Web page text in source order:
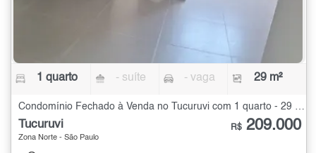
1 quarto - suíte - vaga 29 m²
Condomínio Fechado à Venda no Tucuruvi com 1 quarto - 29 m²
Tucuruvi
Zona Norte - São Paulo
R$ 209.000